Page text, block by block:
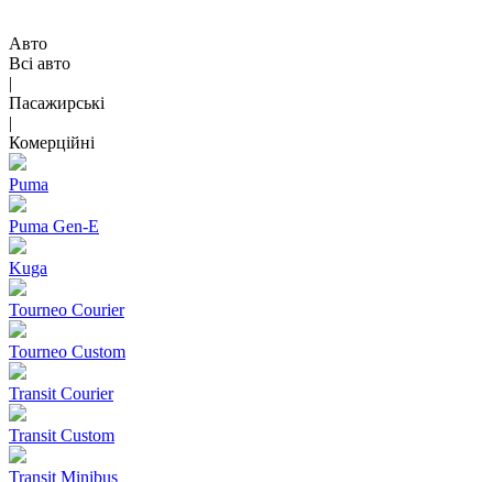
Авто
Всі авто
|
Пасажирські
|
Комерційні
Puma
Puma Gen‑E
Kuga
Tourneo Courier
Tourneo Custom
Transit Courier
Transit Custom
Transit Minibus